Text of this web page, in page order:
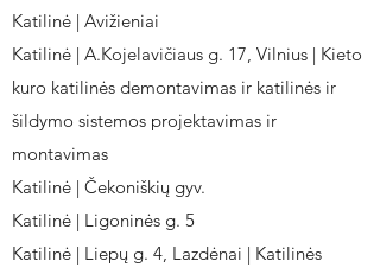
Katilinė | Avižieniai
Katilinė | A.Kojelavičiaus g. 17, Vilnius | Kieto
kuro katilinės demontavimas ir katilinės ir
šildymo sistemos projektavimas ir
montavimas
Katilinė | Čekoniškių gyv.
Katilinė | Ligoninės g. 5
Katilinė | Liepų g. 4, Lazdėnai | Katilinės